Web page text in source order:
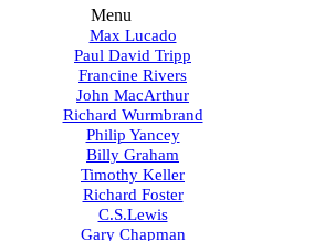
Menu
Max Lucado
Paul David Tripp
Francine Rivers
John MacArthur
Richard Wurmbrand
Philip Yancey
Billy Graham
Timothy Keller
Richard Foster
C.S.Lewis
Gary Chapman